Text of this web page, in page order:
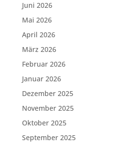
Juni 2026
Mai 2026
April 2026
März 2026
Februar 2026
Januar 2026
Dezember 2025
November 2025
Oktober 2025
September 2025